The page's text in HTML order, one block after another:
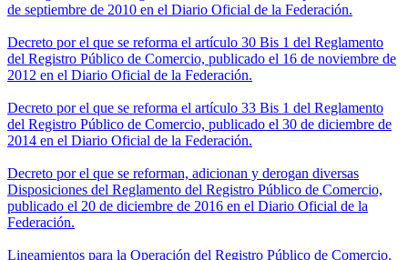
de septiembre de 2010 en el Diario Oficial de la Federación.
Decreto por el que se reforma el artículo 30 Bis 1 del Reglamento
del Registro Público de Comercio, publicado el 16 de noviembre de
2012 en el Diario Oficial de la Federación.
Decreto por el que se reforma el artículo 33 Bis 1 del Reglamento
del Registro Público de Comercio, publicado el 30 de diciembre de
2014 en el Diario Oficial de la Federación.
Decreto por el que se reforman, adicionan y derogan diversas
Disposiciones del Reglamento del Registro Público de Comercio,
publicado el 20 de diciembre de 2016 en el Diario Oficial de la
Federación.
Lineamientos para la Operación del Registro Público de Comercio.